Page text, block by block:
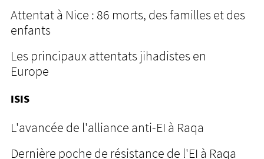
Attentat à Nice : 86 morts, des familles et des
enfants
Les principaux attentats jihadistes en
Europe
ISIS
L'avancée de l'alliance anti-EI à Raqa
Dernière poche de résistance de l'EI à Raqa